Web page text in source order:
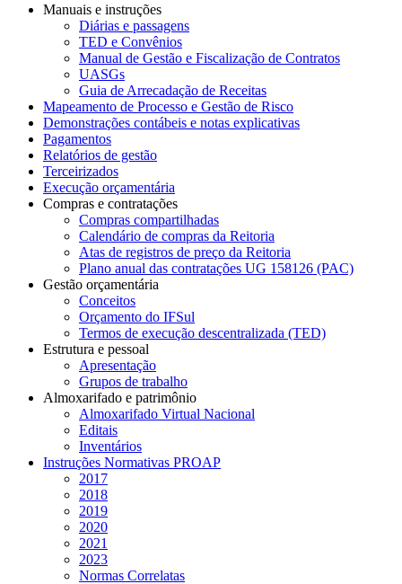
Manuais e instruções
Diárias e passagens
TED e Convênios
Manual de Gestão e Fiscalização de Contratos
UASGs
Guia de Arrecadação de Receitas
Mapeamento de Processo e Gestão de Risco
Demonstrações contábeis e notas explicativas
Pagamentos
Relatórios de gestão
Terceirizados
Execução orçamentária
Compras e contratações
Compras compartilhadas
Calendário de compras da Reitoria
Atas de registros de preço da Reitoria
Plano anual das contratações UG 158126 (PAC)
Gestão orçamentária
Conceitos
Orçamento do IFSul
Termos de execução descentralizada (TED)
Estrutura e pessoal
Apresentação
Grupos de trabalho
Almoxarifado e patrimônio
Almoxarifado Virtual Nacional
Editais
Inventários
Instruções Normativas PROAP
2017
2018
2019
2020
2021
2023
Normas Correlatas